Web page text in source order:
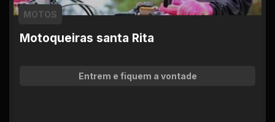
Motoqueiras santa Rita
MOTOS
Entrem e fiquem a vontade